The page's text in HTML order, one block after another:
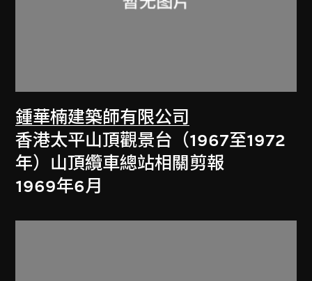
鍾華楠建築師有限公司
香港太平山頂觀景台（1967至1972
年）山頂纜車總站相關剪報
1969年6月